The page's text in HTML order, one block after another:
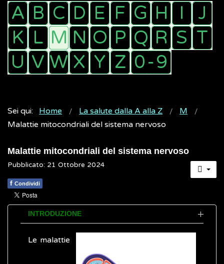
Sei qui: Home La salute dalla A alla Z
M
Malattie mitocondriali del sistema nervoso
Malattie mitocondriali del sistema nervoso
Pubblicato: 21 Ottobre 2024
f Condividi
INTRODUZIONE
Le malattie